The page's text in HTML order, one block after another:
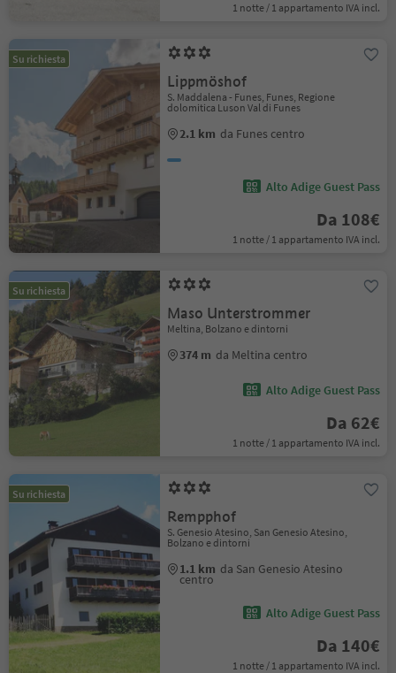
1 notte / 1 appartamento IVA incl.
Su richiesta
Lippmöshof
S. Maddalena - Funes, Funes, Regione
dolomitica Luson Val di Funes
2.1 km da Funes centro
Alto Adige Guest Pass
Da 108€
1 notte / 1 appartamento IVA incl.
Su richiesta
Maso Unterstrommer
Meltina, Bolzano e dintorni
374 m da Meltina centro
Alto Adige Guest Pass
Da 62€
1 notte / 1 appartamento IVA incl.
Su richiesta
Rempphof
S. Genesio Atesino, San Genesio Atesino,
Bolzano e dintorni
1.1 km da San Genesio Atesino
centro
Alto Adige Guest Pass
Da 140€
1 notte / 1 appartamento IVA incl.